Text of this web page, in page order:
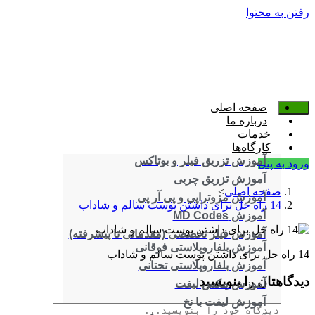
رفتن به محتوا
صفحه اصلی
درباره ما
خدمات
کارگاه‌ها
آموزش تزریق فیلر و بوتاکس
آموزش تزریق چربی
آموزش مزوتراپی و پی آر پی
آموزش MD Codes
آموزش فیلر تخصصی (مقدماتی تا پیشرفته)
آموزش بلفاروپلاستی فوقانی
آموزش بلفاروپلاستی تحتانی
آموزش مکس لیفت
آموزش لیفت با نخ
ورود به پنل
صفحه اصلی>
14 راه حل برای داشتن پوست سالم و شاداب
14 راه حل برای داشتن پوست سالم و شاداب
دیدگاهتان را بنویسید